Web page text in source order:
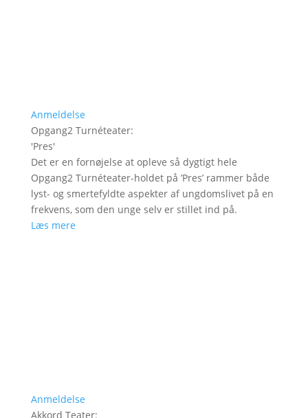
Anmeldelse
Opgang2 Turnéteater:
'Pres'
Det er en fornøjelse at opleve så dygtigt hele
Opgang2 Turnéteater-holdet på ’Pres’ rammer både
lyst- og smertefyldte aspekter af ungdomslivet på en
frekvens, som den unge selv er stillet ind på.
Læs mere
Anmeldelse
Akkord Teater: